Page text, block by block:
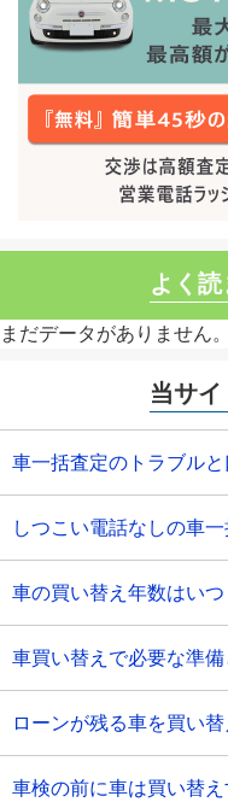
よく
まだデータがありません。
当サ
車一括査定のトラブルと
しつこい電話なしの車
車の買い替え年数はいつ
車買い替えで必要な準
ローンが残る車を買い
車検の前に車は買い替え